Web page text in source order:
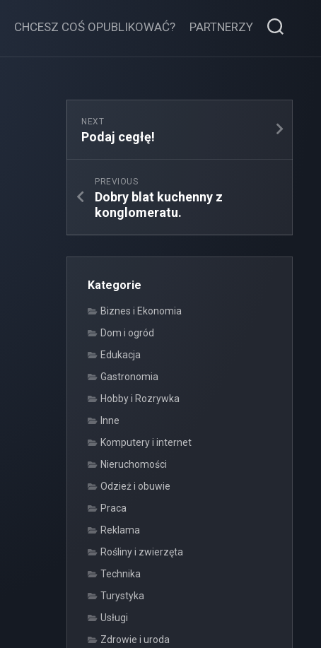
CHCESZ COŚ OPUBLIKOWAĆ? PARTNERZY
NEXT
Podaj cegłę!
PREVIOUS
Dobry blat kuchenny z
konglomeratu.
Kategorie
Biznes i Ekonomia
Dom i ogród
Edukacja
Gastronomia
Hobby i Rozrywka
Inne
Komputery i internet
Nieruchomości
Odzież i obuwie
Praca
Reklama
Rośliny i zwierzęta
Technika
Turystyka
Usługi
Zdrowie i uroda